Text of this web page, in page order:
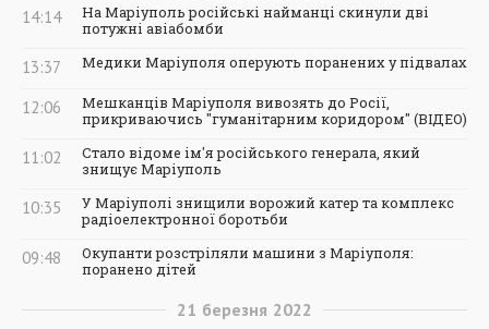
14:14
На Маріуполь російські найманці скинули дві
потужні авіабомби
13:37 Медики Маріуполя оперують поранених у підвалах
12:06
Мешканців Маріуполя вивозять до Росії,
прикриваючись "гуманітарним коридором" (ВІДЕО)
11:02
Стало відоме ім'я російського генерала, який
знищує Маріуполь
10:35
У Маріуполі знищили ворожий катер та комплекс
радіоелектронної боротьби
09:48
Окупанти розстріляли машини з Маріуполя:
поранено дітей
21 березня 2022